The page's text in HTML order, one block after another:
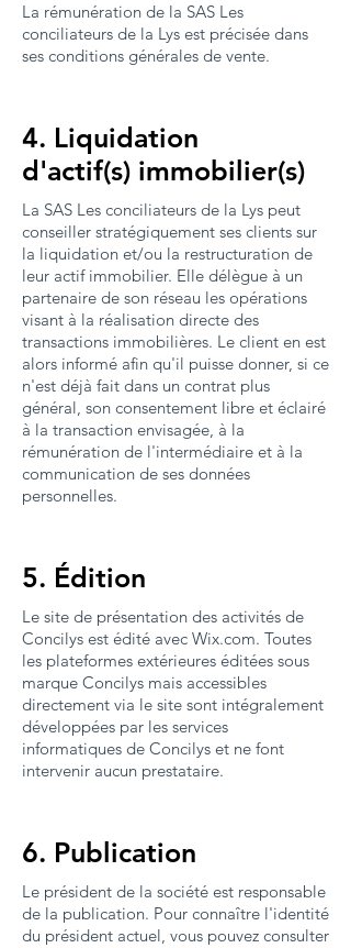
La rémunération de la SAS Les
conciliateurs de la Lys est précisée dans
ses conditions générales de vente.
4. Liquidation
d'actif(s) immobilier(s)
La SAS Les conciliateurs de la Lys peut
conseiller stratégiquement ses clients sur
la liquidation et/ou la restructuration de
leur actif immobilier. Elle délègue à un
partenaire de son réseau les opérations
visant à la réalisation directe des
transactions immobilières. Le client en est
alors informé afin qu'il puisse donner, si ce
n'est déjà fait dans un contrat plus
général, son consentement libre et éclairé
à la transaction envisagée, à la
rémunération de l'intermédiaire et à la
communication de ses données
personnelles.
5. Édition
Le site de présentation des activités de
Concilys est édité avec Wix.com. Toutes
les plateformes extérieures éditées sous
marque Concilys mais accessibles
directement via le site sont intégralement
développées par les services
informatiques de Concilys et ne font
intervenir aucun prestataire.
6. Publication
Le président de la société est responsable
de la publication. Pour connaître l'identité
du président actuel, vous pouvez consulter